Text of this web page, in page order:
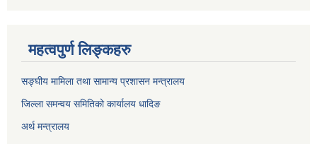
महत्वपुर्ण लिङ्कहरु
सङ्घीय मामिला तथा सामान्य प्रशासन मन्त्रालय
जिल्ला समन्वय समितिको कार्यालय धादिङ
अर्थ मन्त्रालय